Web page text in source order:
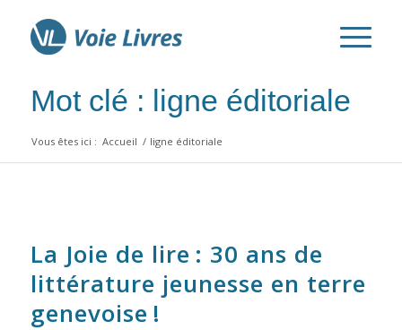
Mot clé : ligne éditoriale
Vous êtes ici : Accueil / ligne éditoriale
La Joie de lire : 30 ans de
littérature jeunesse en terre
genevoise !